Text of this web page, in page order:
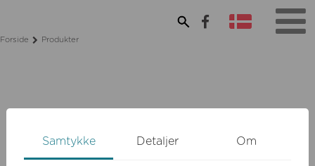
Forside Produkter
Samtykke Detaljer Om